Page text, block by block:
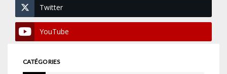
Twitter
YouTube
CATÉGORIES